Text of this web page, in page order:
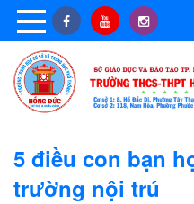
5 điều con bạn
trường nội trú